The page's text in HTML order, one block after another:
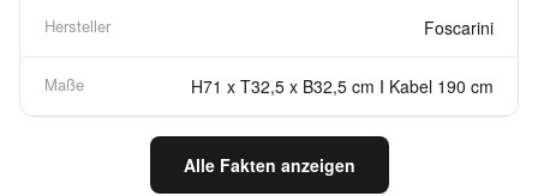
Hersteller Foscarini
Maße H71 x T32,5 x B32,5 cm I Kabel 190 cm
Alle Fakten anzeigen